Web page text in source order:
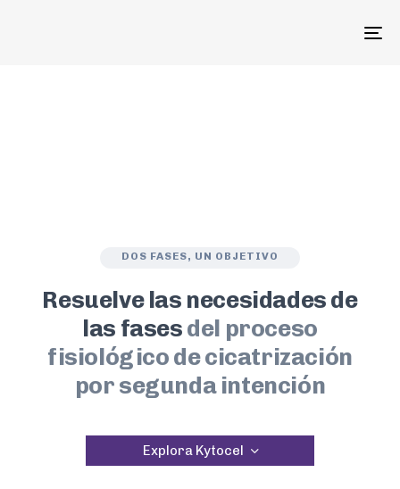
DOS FASES, UN OBJETIVO
Resuelve las necesidades de
las fasesdel proceso
fisiológico de cicatrización
por segunda intención
Explora Kytocel